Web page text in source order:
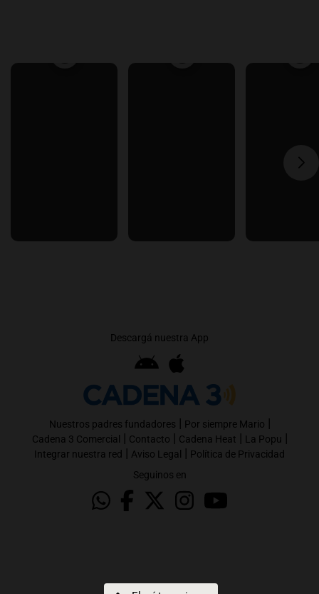
Descargá nuestra App
Nuestros padres fundadores | Por siempre Mario |
Cadena 3 Comercial | Contacto | Cadena Heat | La Popu |
Integrar nuestra red | Aviso Legal | Política de Privacidad
Seguinos en